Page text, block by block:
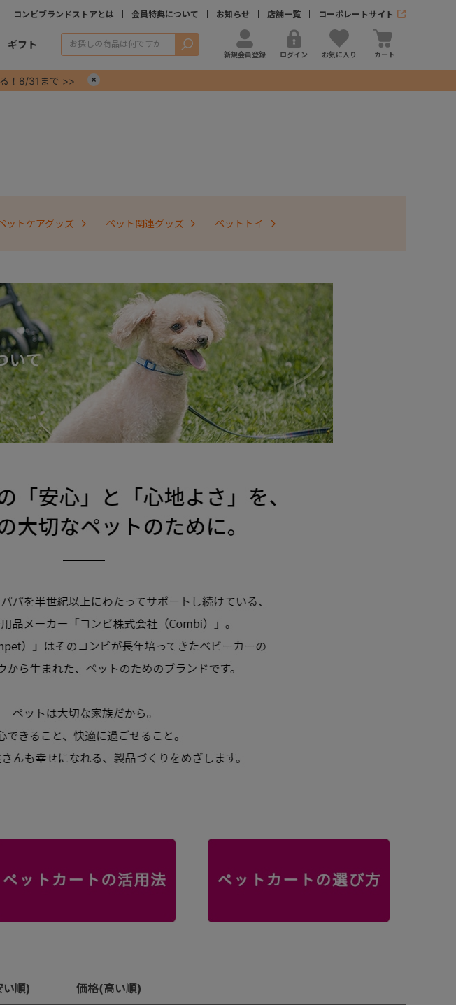
コンビブランドストアとは 会員特典について お知らせ 店舗一覧 コーポレートサイト
ギフト 検索
新規会員登録 ログイン お気に入り カート
！8/31まで >>
ットケアグッズ ペット関連グッズ ペットトイ
い順) 価格(高い順)